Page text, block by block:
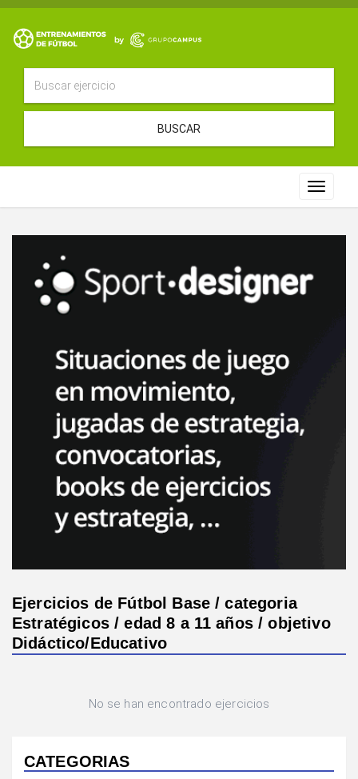
BUSCAR
Toggle
Ejercicios de Fútbol Base / categoria
Estratégicos / edad 8 a 11 años / objetivo
Didáctico/Educativo
No se han encontrado ejercicios
CATEGORIAS